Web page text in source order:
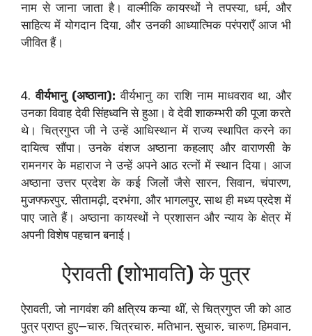
नाम से जाना जाता है। वाल्मीकि कायस्थों ने तपस्या, धर्म, और
साहित्य में योगदान दिया, और उनकी आध्यात्मिक परंपराएँ आज भी
जीवित हैं।
4.वीर्यभानु (अष्ठाना): वीर्यभानु का राशि नाम माधवराव था, और
उनका विवाह देवी सिंहध्वनि से हुआ। वे देवी शाकम्भरी की पूजा करते
थे। चित्रगुप्त जी ने उन्हें आधिस्थान में राज्य स्थापित करने का
दायित्व सौंपा। उनके वंशज अष्ठाना कहलाए और वाराणसी के
रामनगर के महाराज ने उन्हें अपने आठ रत्नों में स्थान दिया। आज
अष्ठाना उत्तर प्रदेश के कई जिलों जैसे सारन, सिवान, चंपारण,
मुजफ्फरपुर, सीतामढ़ी, दरभंगा, और भागलपुर, साथ ही मध्य प्रदेश में
पाए जाते हैं। अष्ठाना कायस्थों ने प्रशासन और न्याय के क्षेत्र में
अपनी विशेष पहचान बनाई।
ऐरावती (शोभावति) के पुत्र
ऐरावती, जो नागवंश की क्षत्रिय कन्या थीं, से चित्रगुप्त जी को आठ
पुत्र प्राप्त हुए—चारु, चित्रचारु, मतिभान, सुचारु, चारुण, हिमवान,